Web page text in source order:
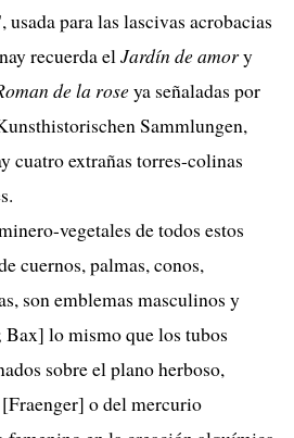
para las lascivas acrobacias
recuerda elJardín de amory
de la roseya señaladas por
Sammlungen,
cuatro extrañas torres-colinas
vegetales de todos estos
cuernos, palmas, conos,
son emblemas masculinos y
lo mismo que los tubos
sobre el plano herboso,
o del mercurio